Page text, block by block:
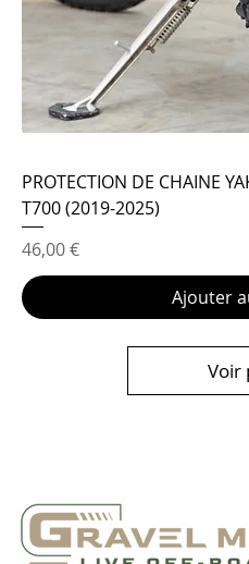
PROTECTION DE CHAINE
T700 (2019-2025)
Prix
46,00 €
Ajouter
Voir